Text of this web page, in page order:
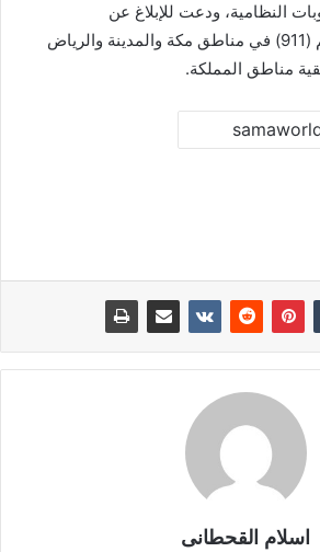
النظامية، ودعت للإبلاغ عن
المخالفات عبر الرقم (911) في مناطق مكة والمدينة والرياض
اسلام القحطانى